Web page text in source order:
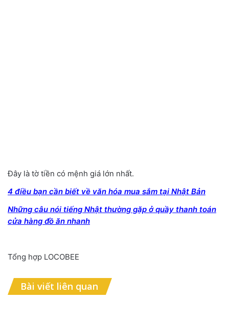
Đây là tờ tiền có mệnh giá lớn nhất.
4 điều bạn cần biết về văn hóa mua sắm tại Nhật Bản
Những câu nói tiếng Nhật thường gặp ở quầy thanh toán
cửa hàng đồ ăn nhanh
Tổng hợp LOCOBEE
Bài viết liên quan